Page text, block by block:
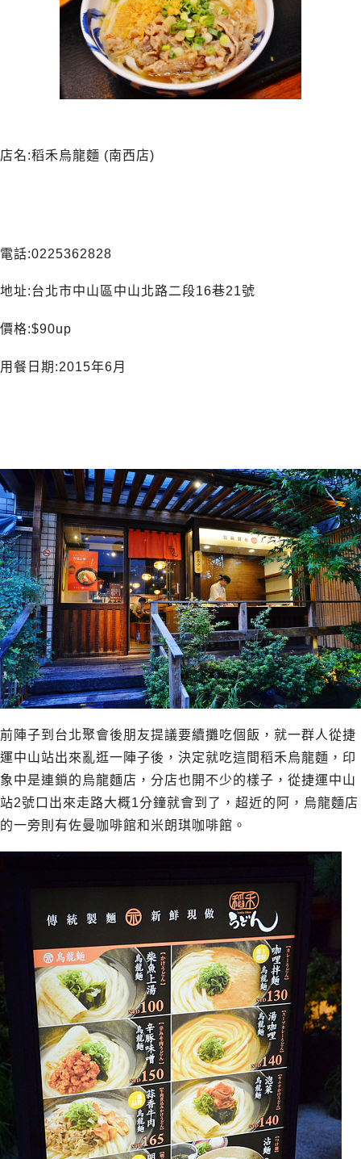
店名:稻禾烏龍麵 (南西店)
電話:0225362828
地址:台北市中山區中山北路二段16巷21號
價格:$90up
用餐日期:2015年6月
前陣子到台北聚會後朋友提議要續攤吃個飯，就一群人從捷
運中山站出來亂逛一陣子後，決定就吃這間稻禾烏龍麵，印
象中是連鎖的烏龍麵店，分店也開不少的樣子，從捷運中山
站2號口出來走路大概1分鐘就會到了，超近的阿，烏龍麵店
的一旁則有佐曼咖啡館和米朗琪咖啡館。